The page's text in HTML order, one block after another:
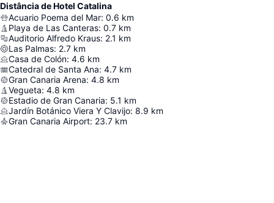
Distância de Hotel Catalina
Acuario Poema del Mar: 0.6 km
Playa de Las Canteras: 0.7 km
Auditorio Alfredo Kraus: 2.1 km
Las Palmas: 2.7 km
Casa de Colón: 4.6 km
Catedral de Santa Ana: 4.7 km
Gran Canaria Arena: 4.8 km
Vegueta: 4.8 km
Estadio de Gran Canaria: 5.1 km
Jardín Botánico Viera Y Clavijo: 8.9 km
Gran Canaria Airport: 23.7 km